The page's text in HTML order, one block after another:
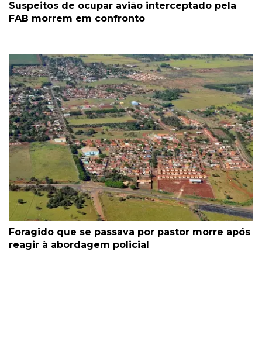
Suspeitos de ocupar avião interceptado pela
FAB morrem em confronto
Foragido que se passava por pastor morre após
reagir à abordagem policial